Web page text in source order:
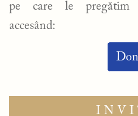
pe care le pregătim
accesând: